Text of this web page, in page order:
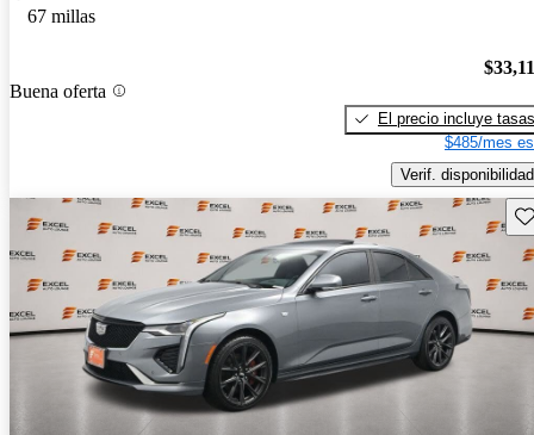
67 millas
Buena oferta
El precio incluye tasas
$485/mes
Verif. disponibilidad